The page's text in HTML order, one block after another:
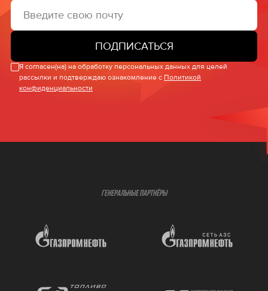
ПОДПИСАТЬСЯ
Я согласен(на) на обработку персональных данных для целей
рассылки и подтверждаю ознакомление с Политикой
конфиденциальности
ГЕНЕРАЛЬНЫЕ ПАРТНЁРЫ